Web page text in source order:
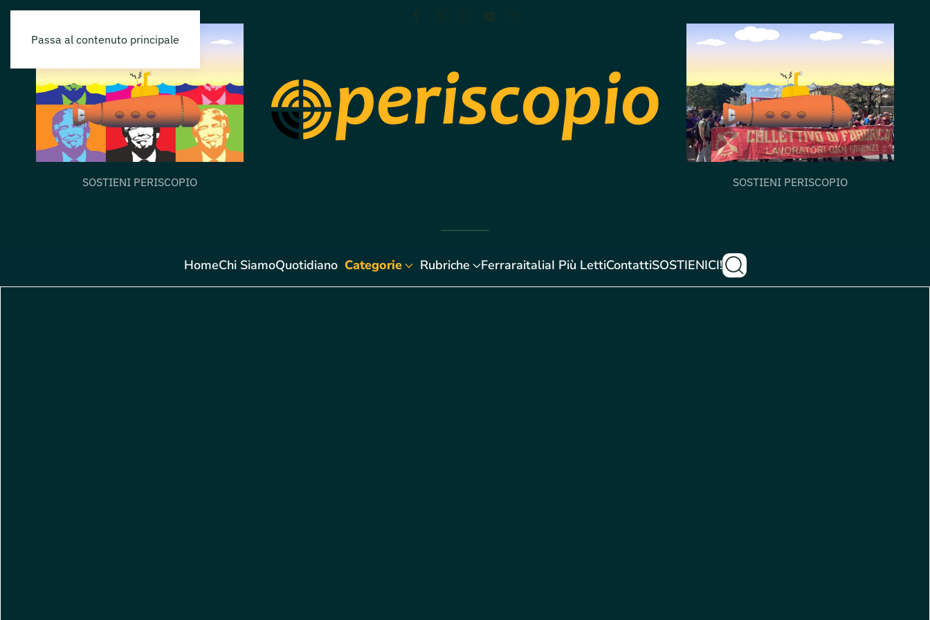
Passa al contenuto principale
SOSTIENI PERISCOPIO SOSTIENI PERISCOPIO
HomeChi SiamoQuotidiano Categorie Rubriche FerraraitaliaI Più LettiContattiSOSTIENICI!